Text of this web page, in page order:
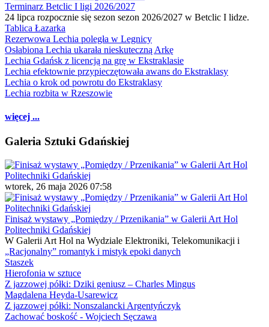
Terminarz Betclic I ligi 2026/2027
24 lipca rozpocznie się sezon sezon 2026/2027 w Betclic I lidze.
Tablica Łazarka
Rezerwowa Lechia poległa w Legnicy
Osłabiona Lechia ukarała nieskuteczną Arkę
Lechia Gdańsk z licencją na grę w Ekstraklasie
Lechia efektownie przypieczętowała awans do Ekstraklasy
Lechia o krok od powrotu do Ekstraklasy
Lechia rozbita w Rzeszowie
więcej ...
Galeria Sztuki Gdańskiej
wtorek, 26 maja 2026 07:58
Finisaż wystawy „Pomiędzy / Przenikania” w Galerii Art Hol
Politechniki Gdańskiej
W Galerii Art Hol na Wydziale Elektroniki, Telekomunikacji i
„Racjonalny” romantyk i mistyk epoki danych
Staszek
Hierofonia w sztuce
Z jazzowej półki: Dziki geniusz – Charles Mingus
Magdalena Heyda-Usarewicz
Z jazzowej półki: Nonszalancki Argentyńczyk
Zachować boskość - Wojciech Sęczawa